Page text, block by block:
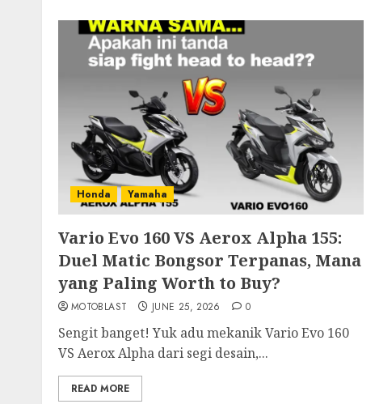
Honda Yamaha
Vario Evo 160 VS Aerox Alpha 155:
Duel Matic Bongsor Terpanas, Mana
yang Paling Worth to Buy?
MOTOBLAST JUNE 25, 2026 0
Sengit banget! Yuk adu mekanik Vario Evo 160
VS Aerox Alpha dari segi desain,...
READ MORE